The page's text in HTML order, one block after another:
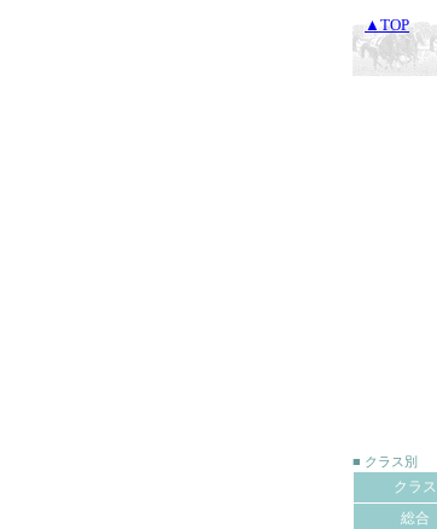
▲TOP
■ クラス別
クラス
総合